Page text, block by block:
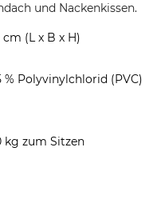
und Nackenkissen.
(L x B x H)
Polyvinylchlorid (PVC)
kg zum Sitzen